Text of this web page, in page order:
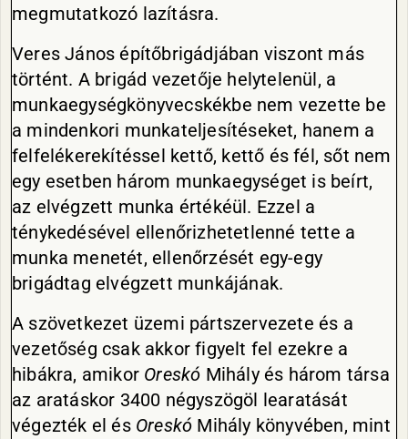
megmutatkozó lazításra.
Veres János építőbrigádjában viszont más
történt. A brigád vezetője helytelenül, a
munkaegységkönyvecskékbe nem vezette be
a mindenkori munkateljesítéseket, hanem a
felfelékerekítéssel kettő, kettő és fél, sőt nem
egy esetben három munkaegységet is beírt,
az elvégzett munka értékéül. Ezzel a
ténykedésével ellenőrizhetetlenné tette a
munka menetét, ellenőrzését egy-egy
brigádtag elvégzett munkájának.
A szövetkezet üzemi pártszervezete és a
vezetőség csak akkor figyelt fel ezekre a
hibákra, amikor Oreskó Mihály és három társa
az aratáskor 3400 négyszögöl learatását
végezték el és Oreskó Mihály könyvében, mint